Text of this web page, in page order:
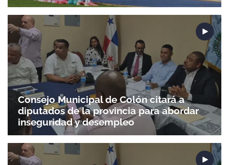
Consejo Municipal de Colón citará a
diputados de la provincia para abordar
inseguridad y desempleo